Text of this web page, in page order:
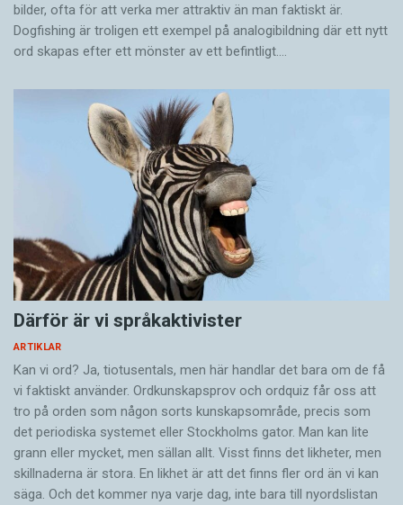
bilder, ofta för att verka mer attraktiv än man faktiskt är.
Dogfishing är troligen ett exempel på analogibildning där ett nytt
ord skapas efter ett mönster av ett befintligt.…
Därför är vi språkaktivister
ARTIKLAR
Kan vi ord? Ja, tiotusentals, men här handlar det bara om de få
vi faktiskt använder. Ordkunskapsprov och ordquiz får oss att
tro på orden som någon sorts kunskapsområde, precis som
det periodiska systemet eller Stockholms gator. Man kan lite
grann eller mycket, men sällan allt. Visst finns det likheter, men
skillnaderna är stora. En likhet är att det finns fler ord än vi kan
säga. Och det kommer nya varje dag, inte bara till nyordslistan